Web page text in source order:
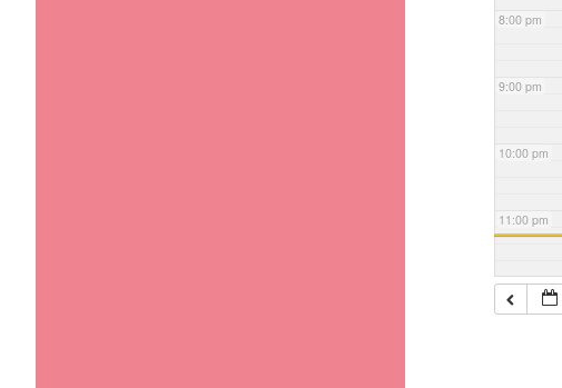
8:00 pm
9:00 pm
10:00 pm
11:00 pm